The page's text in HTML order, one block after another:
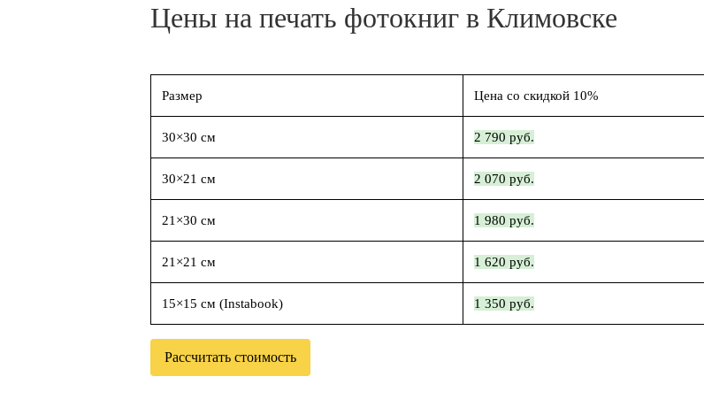
Цены на печать фотокниг в Климовске
Размер Цена со скидкой 10%
30×30 см 2 790 руб.
30×21 см 2 070 руб.
21×30 см 1 980 руб.
21×21 см 1 620 руб.
15×15 см (Instabook) 1 350 руб.
Рассчитать стоимость